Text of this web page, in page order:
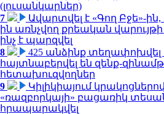
(լուսանկարներ)
7
Ավարտվել է «Գող Բջե»-ին,
ին առնչվող քրեական
ինչ է պարզվել
8
425 անձինք տեղափոխվել
հայտնաբերվել են զենք-
հետախուզվողներ
9
Կիլիկիայում
«ռազբորկայի» բացառիկ
հրապարակվել